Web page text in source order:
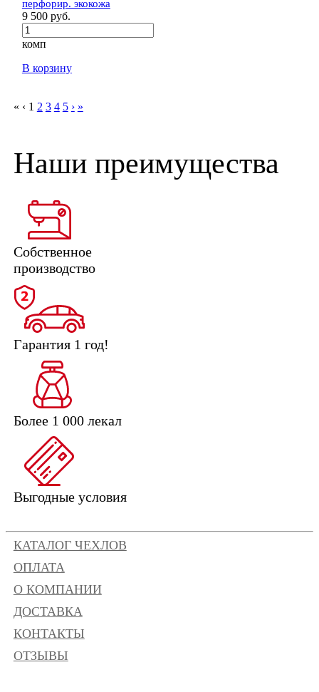
перфорир. экокожа
9 500 руб.
комп
В корзину
« ‹ 1 2 3 4 5 › »
Наши преимущества
Собственное
производство
Гарантия 1 год!
Более 1 000 лекал
Выгодные условия
КАТАЛОГ ЧЕХЛОВ
ОПЛАТА
О КОМПАНИИ
ДОСТАВКА
КОНТАКТЫ
ОТЗЫВЫ